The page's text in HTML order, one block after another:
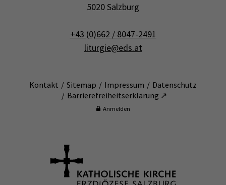
5020 Salzburg
+43 (0)662 / 8047-2491
liturgie@eds.at
Kontakt Sitemap Impressum
Datenschutz
Barrierefreiheitserklärung ↗
Anmelden